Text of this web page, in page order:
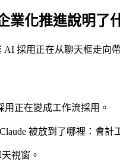
業化推進說明了
採用正在从聊天框走向
用正在變成工作流採用。
被放到了哪裡：會
視窗。